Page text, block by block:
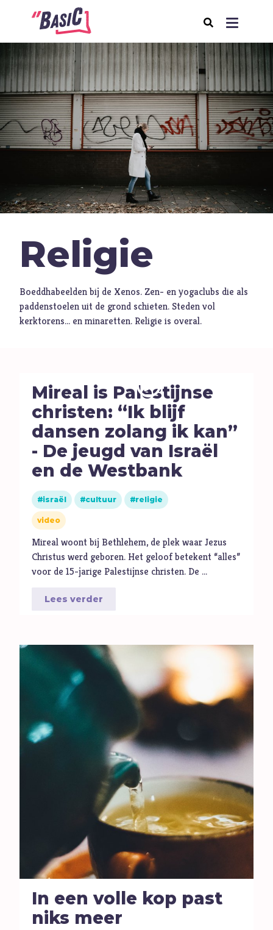
Over BasiC
Programma's
BasiC Let’s Move
BasiC Move It
Expeditie Klooster
Samenleving
Seksualiteit
Muziek
Geloof
Categorieën
Blog
Denkprikkel
Video
Alle onderwerpen
Advent
Ambitie
Angst
Bidden
Bijbel
Criminaliteit
Cultuur
Dankbaarheid
Eenzaamheid
Eerlijkheid
Fantasie
Geld
Genade
Religie
Boeddhabeelden bij de Xenos. Zen- en yogaclubs die als
paddenstoelen uit de grond schieten. Steden vol
kerktorens… en minaretten. Religie is overal.
Mireal is Palestijnse
christen: “Ik blijf
dansen zolang ik kan”
- De jeugd van Israël
en de Westbank
israël cultuur religie
video
Mireal woont bij Bethlehem, de plek waar Jezus
Christus werd geboren. Het geloof betekent “alles”
voor de 15-jarige Palestijnse christen. De …
Lees verder
In een volle kop past
niks meer